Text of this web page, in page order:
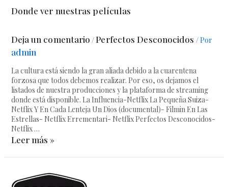
Donde ver nuestras películas
Deja un comentario /Perfectos Desconocidos / Por
admin
La cultura está siendo la gran aliada debido a la cuarentena
forzosa que todos debemos realizar. Por eso, os dejamos el
listados de nuestra producciones y la plataforma de streaming
donde está disponible. La Influencia-Netflix La Pequeña Suiza-
Netflix Y En Cada Lenteja Un Dios (documental)- Filmin En Las
Estrellas- Netflix Errementari- Netflix Perfectos Desconocidos-
Netflix …
Leer más »